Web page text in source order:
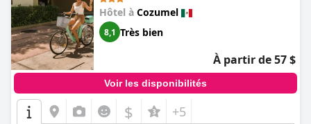
Hôtel à Cozumel
8,1 Très bien
À partir de 57 $
Voir les disponibilités
$ +5